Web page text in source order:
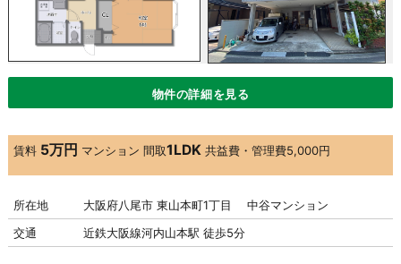
物件の詳細を見る
賃料 5万円 マンション 間取1LDK 共益費・管理費5,000円
所在地
大阪府八尾市 東山本町1丁目 中谷マンション
交通
近鉄大阪線河内山本駅 徒歩5分